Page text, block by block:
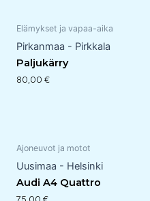
Elämykset ja vapaa-aika
Pirkanmaa - Pirkkala
Paljukärry
80,00 €
Ajoneuvot ja motot
Uusimaa - Helsinki
Audi A4 Quattro